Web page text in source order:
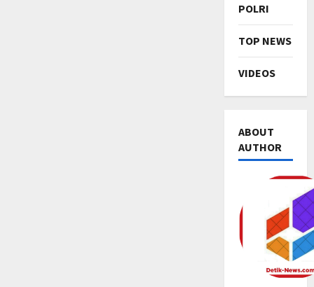
POLRI
TOP NEWS
VIDEOS
ABOUT
AUTHOR
TNI &
P
a
s
c
a